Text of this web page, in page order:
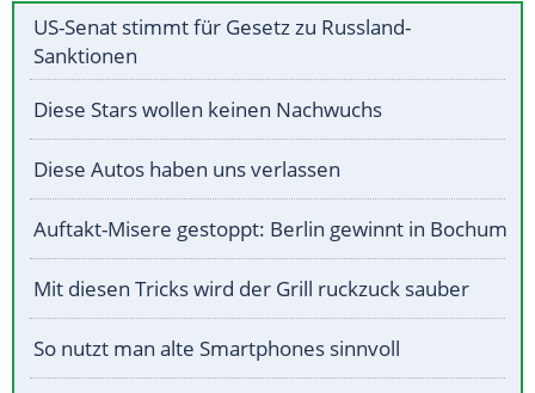
US-Senat stimmt für Gesetz zu Russland-
Sanktionen
Diese Stars wollen keinen Nachwuchs
Diese Autos haben uns verlassen
Auftakt-Misere gestoppt: Berlin gewinnt in Bochum
Mit diesen Tricks wird der Grill ruckzuck sauber
So nutzt man alte Smartphones sinnvoll